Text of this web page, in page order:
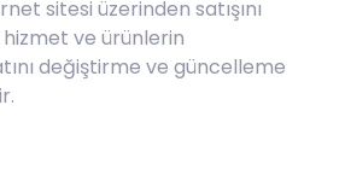
sitesi üzerinden satışını
ve ürünlerin
değiştirme ve güncelleme